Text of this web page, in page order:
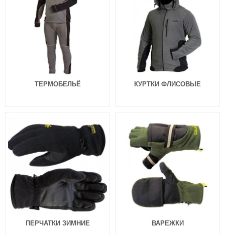
ТЕРМОБЕЛЬЁ КУРТКИ ФЛИСОВЫЕ
ПЕРЧАТКИ ЗИМНИЕ ВАРЕЖКИ